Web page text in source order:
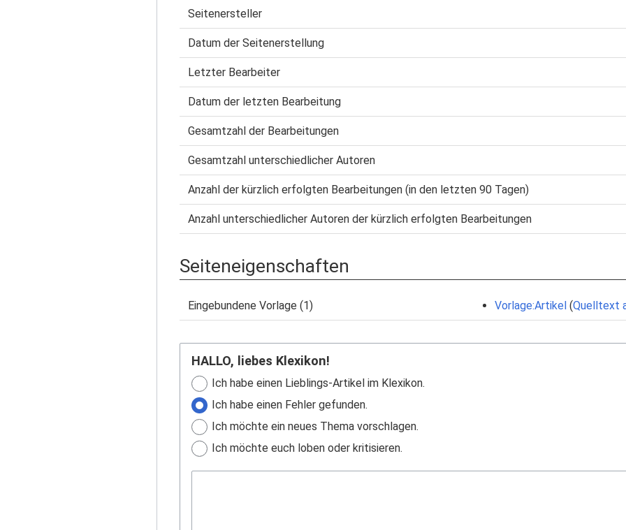
Seitenersteller
Datum der Seitenerstellung
Letzter Bearbeiter
Datum der letzten Bearbeitung
Gesamtzahl der Bearbeitungen
Gesamtzahl unterschiedlicher Autoren
Anzahl der kürzlich erfolgten Bearbeitungen (in den letzten 90 Tagen)
Anzahl unterschiedlicher Autoren der kürzlich erfolgten Bearbeitungen
Seiteneigenschaften
Eingebundene Vorlage (1) Vorlage:Artikel (Quelltext
HALLO, liebes Klexikon!
Ich habe einen Lieblings-Artikel im Klexikon.
Ich habe einen Fehler gefunden.
Ich möchte ein neues Thema vorschlagen.
Ich möchte euch loben oder kritisieren.